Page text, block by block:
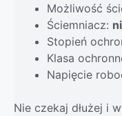
Możliwość
Ściemniacz:
Stopień
Klasa
Napięcie
Nie czekaj dłużej i